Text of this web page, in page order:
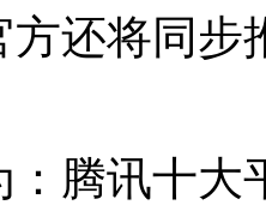
还将同步
腾讯十大